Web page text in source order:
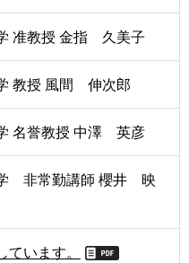
准教授 金指 久美子
教授 風間 伸次郎
名誉教授 中澤 英彦
非常勤講師 櫻井 映
います。